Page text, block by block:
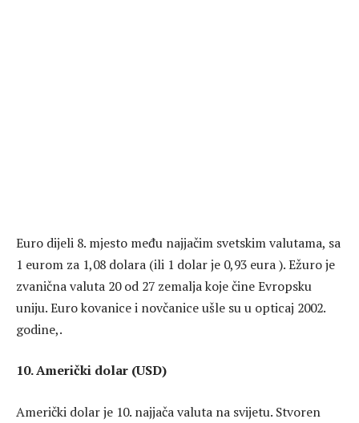
Euro dijeli 8. mjesto među najjačim svetskim valutama, sa
1 eurom za 1,08 dolara (ili 1 dolar je 0,93 eura ). Ežuro je
zvanična valuta 20 od 27 zemalja koje čine Evropsku
uniju. Euro kovanice i novčanice ušle su u opticaj 2002.
godine,.
10. Američki dolar (USD)
Američki dolar je 10. najjača valuta na svijetu. Stvoren